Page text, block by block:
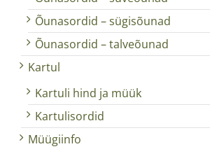
Õunasordid – sügisõunad
Õunasordid – talveõunad
Kartul
Kartuli hind ja müük
Kartulisordid
Müügiinfo